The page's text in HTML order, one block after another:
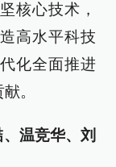
核心技术，
高水平科技
化全面推进
。
温竞华、刘